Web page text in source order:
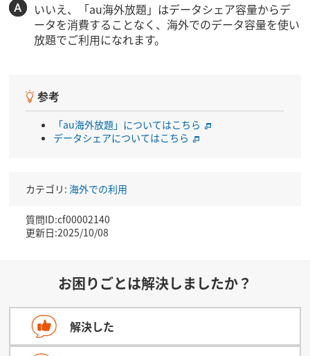
いいえ、「au海外放題」はデータシェア容量からデ
ータを消費することなく、海外でのデータ容量を使い
放題でご利用になれます。
参考
「au海外放題」についてはこちら
データシェアについてはこちら
カテゴリ: 海外での利用
質問ID:cf00002140
更新日:2025/10/08
お困りごとは解決しましたか？
解決した